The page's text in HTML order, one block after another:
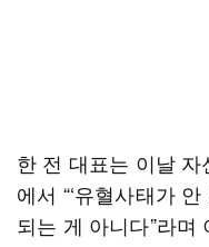
한 전 대표는 이날
에서 “‘유혈사태가
되는 게 아니다”라며